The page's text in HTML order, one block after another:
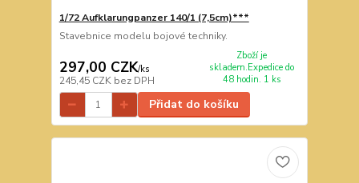
1/72 Aufklarungpanzer 140/1 (7,5cm)***
Stavebnice modelu bojové techniky.
297,00 CZK/ks
245,45 CZK bez DPH
Zboží je
skladem.Expedice do
48 hodin. 1 ks
Přidat do košíku